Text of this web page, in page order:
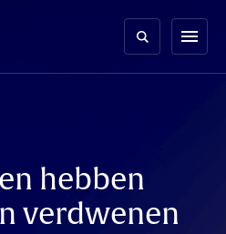
menu
hebben
verdwenen